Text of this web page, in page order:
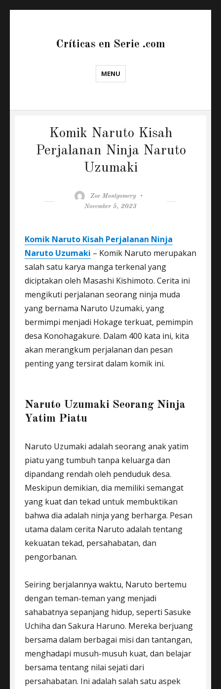
Críticas en Serie .com
MENU
Komik Naruto Kisah
Perjalanan Ninja Naruto
Uzumaki
Author
Zoe Montgomery
November 5, 2023
Komik Naruto Kisah Perjalanan Ninja
Naruto Uzumaki – Komik Naruto merupakan
salah satu karya manga terkenal yang
diciptakan oleh Masashi Kishimoto. Cerita ini
mengikuti perjalanan seorang ninja muda
yang bernama Naruto Uzumaki, yang
bermimpi menjadi Hokage terkuat, pemimpin
desa Konohagakure. Dalam 400 kata ini, kita
akan merangkum perjalanan dan pesan
penting yang tersirat dalam komik ini.
Naruto Uzumaki Seorang Ninja
Yatim Piatu
Naruto Uzumaki adalah seorang anak yatim
piatu yang tumbuh tanpa keluarga dan
dipandang rendah oleh penduduk desa.
Meskipun demikian, dia memiliki semangat
yang kuat dan tekad untuk membuktikan
bahwa dia adalah ninja yang berharga. Pesan
utama dalam cerita Naruto adalah tentang
kekuatan tekad, persahabatan, dan
pengorbanan.
Seiring berjalannya waktu, Naruto bertemu
dengan teman-teman yang menjadi
sahabatnya sepanjang hidup, seperti Sasuke
Uchiha dan Sakura Haruno. Mereka berjuang
bersama dalam berbagai misi dan tantangan,
menghadapi musuh-musuh kuat, dan belajar
bersama tentang nilai sejati dari
persahabatan. Ini adalah salah satu aspek